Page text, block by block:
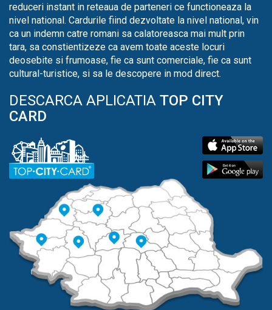
reduceri instant in reteaua de parteneri ce functioneaza la
nivel national. Cardurile fiind dezvoltate la nivel national, vin
ca un indemn catre romani sa calatoreasca mai mult prin
tara, sa constientizeze ca avem toate aceste locuri
deosebite si frumoase, fie ca sunt comerciale, fie ca sunt
cultural-turistice, si sa le descopere in mod direct.
DESCARCA APLICATIA TOP CITY
CARD